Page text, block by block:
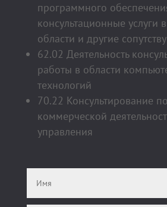
программного
консультационные услуги
области и другие
62.02 Деятельность
работы в области
технологий
70.22 Консультирование
коммерческой
управления